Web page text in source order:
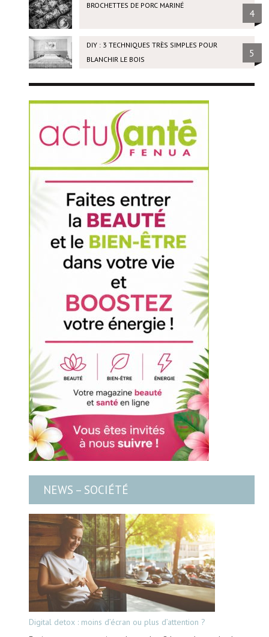
BROCHETTES DE PORC MARINÉ
4
DIY : 3 TECHNIQUES TRÈS SIMPLES POUR
BLANCHIR LE BOIS
5
NEWS – SOCIÉTÉ
Digital detox : moins d’écran ou plus d’attention ?